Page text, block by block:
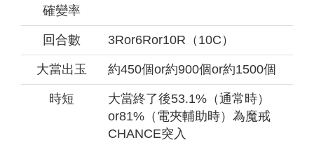
確變率
回合數 3Ror6Ror10R（10C）
大當出玉 約450個or約900個or約1500個
時短
大當終了後53.1%（通常時）
or81%（電夾輔助時）為魔戒
CHANCE突入